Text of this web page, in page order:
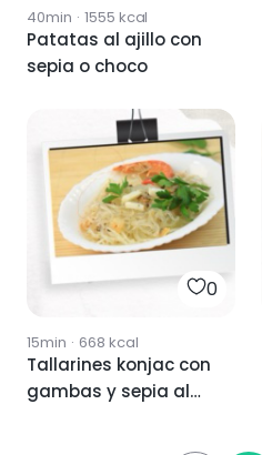
40min · 1555 kcal
Patatas al ajillo con
sepia o choco
0
15min · 668 kcal
Tallarines konjac con
gambas y sepia al